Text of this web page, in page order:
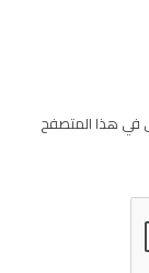
في هذا المتصفح